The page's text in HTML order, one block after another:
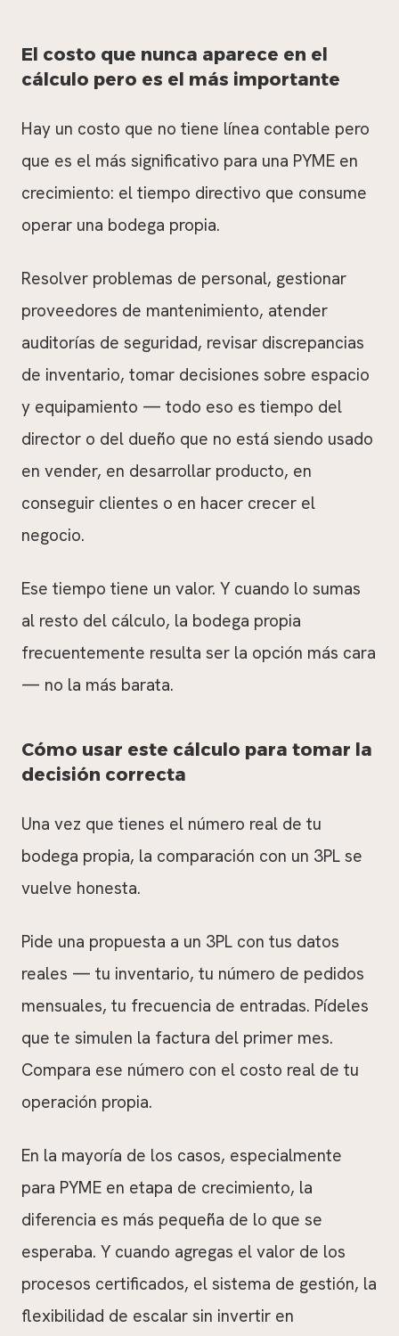
El costo que nunca aparece en el
cálculo pero es el más importante
Hay un costo que no tiene línea contable pero
que es el más significativo para una PYME en
crecimiento: el tiempo directivo que consume
operar una bodega propia.
Resolver problemas de personal, gestionar
proveedores de mantenimiento, atender
auditorías de seguridad, revisar discrepancias
de inventario, tomar decisiones sobre espacio
y equipamiento — todo eso es tiempo del
director o del dueño que no está siendo usado
en vender, en desarrollar producto, en
conseguir clientes o en hacer crecer el
negocio.
Ese tiempo tiene un valor. Y cuando lo sumas
al resto del cálculo, la bodega propia
frecuentemente resulta ser la opción más cara
— no la más barata.
Cómo usar este cálculo para tomar la
decisión correcta
Una vez que tienes el número real de tu
bodega propia, la comparación con un 3PL se
vuelve honesta.
Pide una propuesta a un 3PL con tus datos
reales — tu inventario, tu número de pedidos
mensuales, tu frecuencia de entradas. Pídeles
que te simulen la factura del primer mes.
Compara ese número con el costo real de tu
operación propia.
En la mayoría de los casos, especialmente
para PYME en etapa de crecimiento, la
diferencia es más pequeña de lo que se
esperaba. Y cuando agregas el valor de los
procesos certificados, el sistema de gestión, la
flexibilidad de escalar sin invertir en